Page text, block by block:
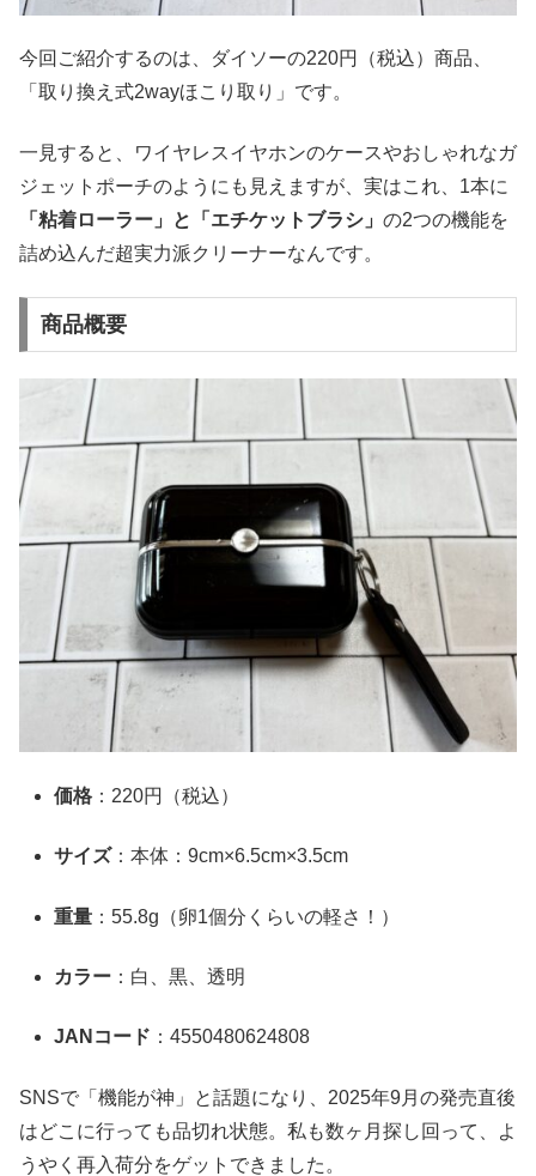
今回ご紹介するのは、ダイソーの220円（税込）商品、
「取り換え式2wayほこり取り」です。
一見すると、ワイヤレスイヤホンのケースやおしゃれなガ
ジェットポーチのようにも見えますが、実はこれ、1本に
「粘着ローラー」と「エチケットブラシ」 の2つの機能を
詰め込んだ超実力派クリーナーなんです。
商品概要
価格 ：220円（税込）
サイズ：本体：9cm×6.5cm×3.5cm
重量 ：55.8g（卵1個分くらいの軽さ！）
カラー ：白、黒、透明
JANコード ：4550480624808
SNSで「機能が神」と話題になり、2025年9月の発売直後
はどこに行っても品切れ状態。私も数ヶ月探し回って、よ
うやく再入荷分をゲットできました。